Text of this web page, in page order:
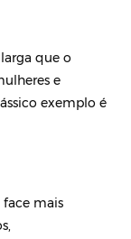
que o
e
exemplo é
mais